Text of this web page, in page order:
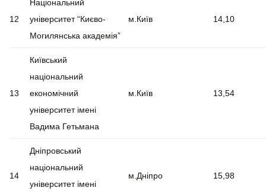
12
Національний
університет “Києво-
Могилянська академія”
м.Київ 14,10
13
Київський
національний
економічний
університет імені
Вадима Гетьмана
м.Київ 13,54
14
Дніпровський
національний
університет імені
м.Дніпро 15,98